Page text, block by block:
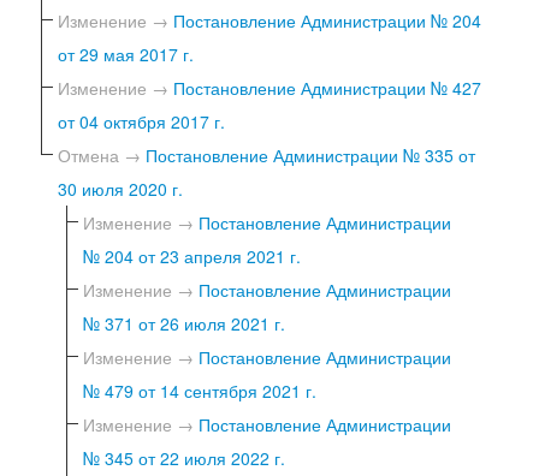
Изменение → Постановление Администрации № 204
от 29 мая 2017 г.
Изменение → Постановление Администрации № 427
от 04 октября 2017 г.
Отмена → Постановление Администрации № 335 от
30 июля 2020 г.
Изменение → Постановление Администрации
№ 204 от 23 апреля 2021 г.
Изменение → Постановление Администрации
№ 371 от 26 июля 2021 г.
Изменение → Постановление Администрации
№ 479 от 14 сентября 2021 г.
Изменение → Постановление Администрации
№ 345 от 22 июля 2022 г.